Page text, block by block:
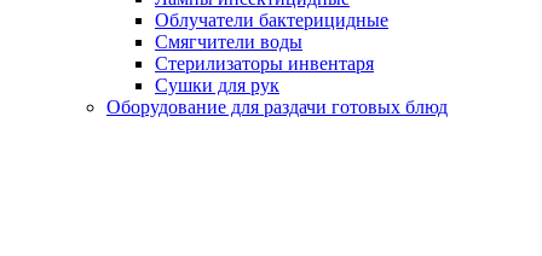
Облучатели бактерицидные
Смягчители воды
Стерилизаторы инвентаря
Сушки для рук
Оборудование для раздачи готовых блюд